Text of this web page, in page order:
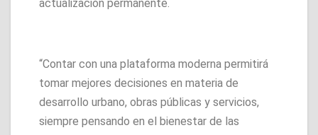
actualización permanente.
“Contar con una plataforma moderna permitirá
tomar mejores decisiones en materia de
desarrollo urbano, obras públicas y servicios,
siempre pensando en el bienestar de las